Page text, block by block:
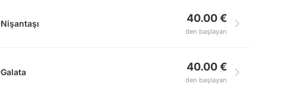
Nişantaşı 40.00 €
den başlayan
Galata 40.00 €
den başlayan